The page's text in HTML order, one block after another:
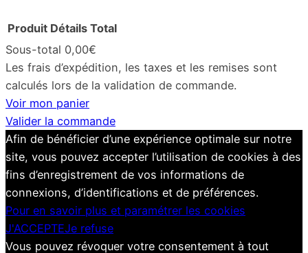
Produits
dans
le
panier
Produit Détails Total
Sous-total 0,00€
Les frais d’expédition, les taxes et les remises sont
calculés lors de la validation de commande.
Voir mon panier
Valider la commande
Afin de bénéficier d’une expérience optimale sur notre
site, vous pouvez accepter l’utilisation de cookies à des
fins d’enregistrement de vos informations de
connexions, d’identifications et de préférences.
Pour en savoir plus et paramétrer les cookies
J'ACCEPTEJe refuse
Vous pouvez révoquer votre consentement à tout